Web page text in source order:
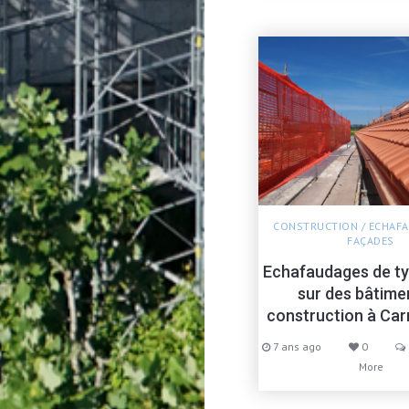
CONSTRUCTION /
FAÇADES
Echafaudages de
sur des
construction à
7 ans ago 0
More